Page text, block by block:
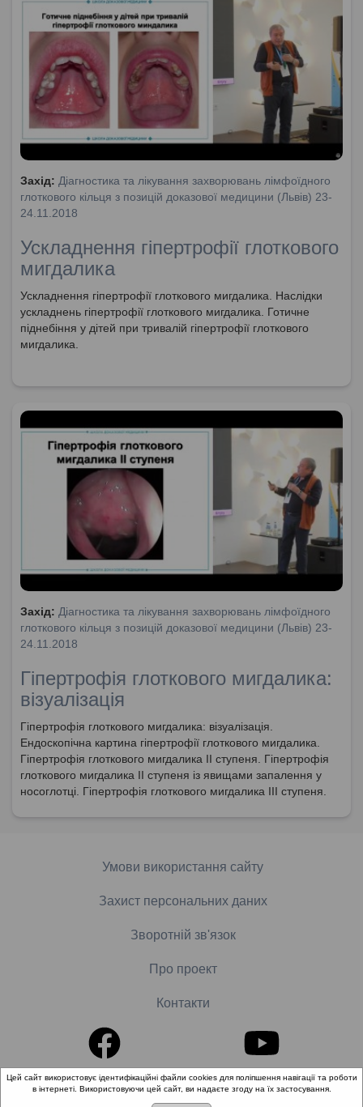
Захід: Діагностика та лікування захворювань лімфоїдного
глоткового кільця з позицій доказової медицини (Львів) 23-
24.11.2018
Ускладнення гіпертрофії глоткового
мигдалика
Ускладнення гіпертрофії глоткового мигдалика. Наслідки
ускладнень гіпертрофії глоткового мигдалика. Готичне
піднебіння у дітей при тривалій гіпертрофії глоткового
мигдалика.
Захід: Діагностика та лікування захворювань лімфоїдного
глоткового кільця з позицій доказової медицини (Львів) 23-
24.11.2018
Гіпертрофія глоткового мигдалика:
візуалізація
Гіпертрофія глоткового мигдалика: візуалізація.
Ендоскопічна картина гіпертрофії глоткового мигдалика.
Гіпертрофія глоткового мигдалика ІІ ступеня. Гіпертрофія
глоткового мигдалика ІІ ступеня із явищами запалення у
носоглотці. Гіпертрофія глоткового мигдалика ІІІ ступеня.
Умови використання сайту
Захист персональних даних
Зворотній зв'язок
Про проект
Контакти
© 2018-2026 «Школа доказової медицини». Всі права
Цей сайт використовує ідентифікаційні файли cookies для поліпшення навігації та роботи
в інтернеті. Використовуючи цей сайт, ви надаєте згоду на їх застосування.